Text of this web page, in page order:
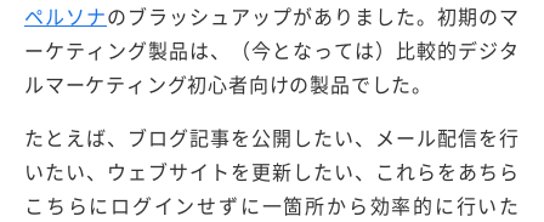
ペルソナのブラッシュアップがありました。初期のマ
ーケティング製品は、（今となっては）比較的デジタ
ルマーケティング初心者向けの製品でした。
たとえば、ブログ記事を公開したい、メール配信を行
いたい、ウェブサイトを更新したい、これらをあちら
こちらにログインせずに一箇所から効率的に行いた